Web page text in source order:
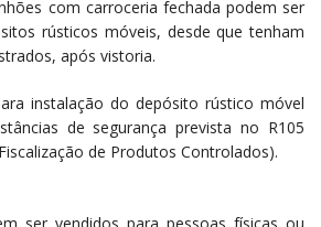
com carroceria fechada podem ser
rústicos móveis, desde que tenham
após vistoria.
instalação do depósito rústico móvel
de segurança prevista no R105
de Produtos Controlados).